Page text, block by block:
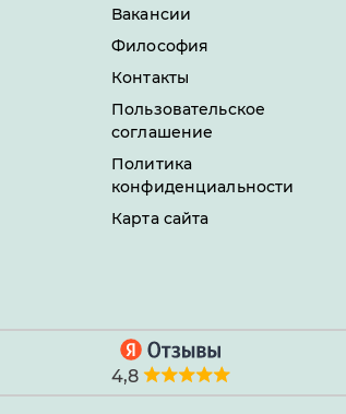
Вакансии
Философия
Контакты
Пользовательское
соглашение
Политика
конфиденциальности
Карта сайта
4,8